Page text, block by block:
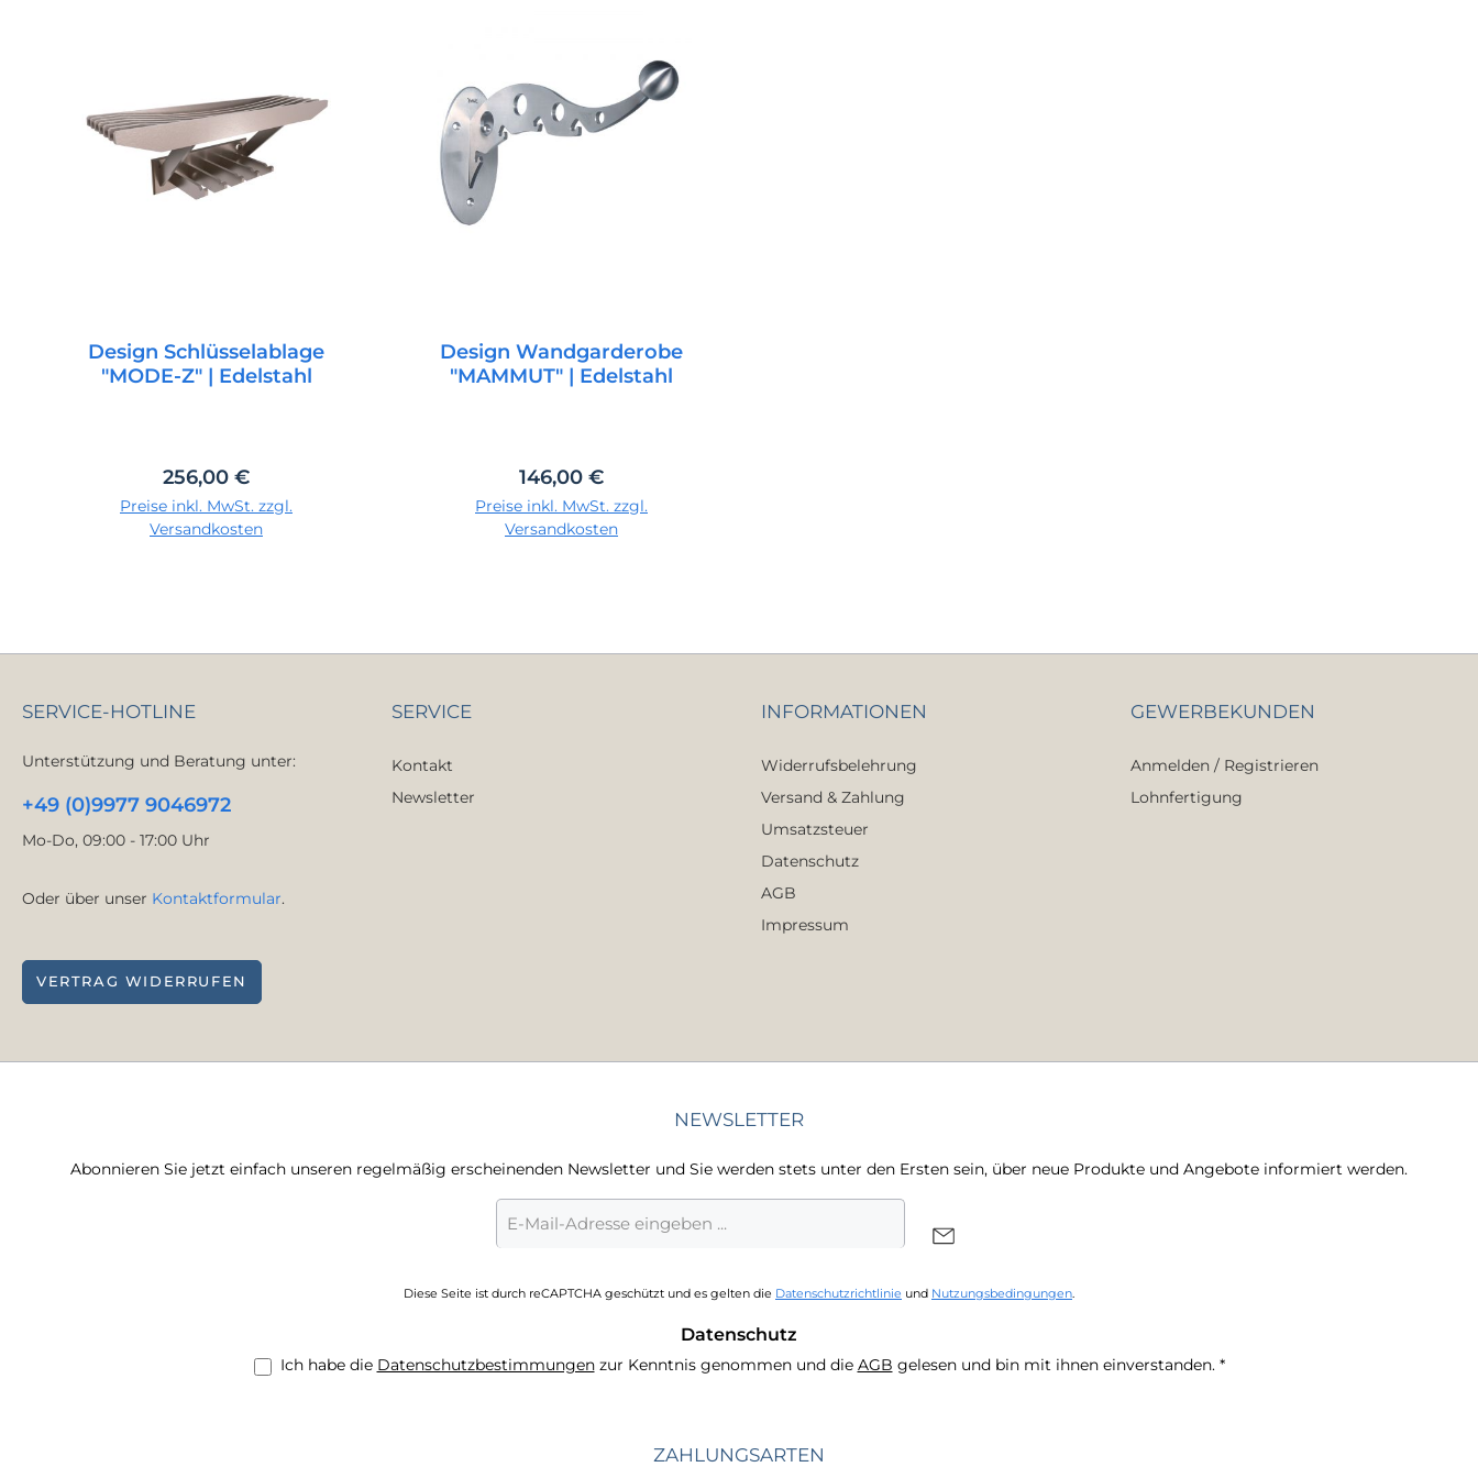
Design Schlüsselablage
"MODE-Z" | Edelstahl
Regulärer Preis:
256,00 €
Preise inkl. MwSt. zzgl.
Versandkosten
In den Warenkorb
Design Wandgarderobe
"MAMMUT" | Edelstahl
Regulärer Preis:
146,00 €
Preise inkl. MwSt. zzgl.
Versandkosten
In den Warenkorb
SERVICE-HOTLINE
Unterstützung und Beratung unter:
+49 (0)9977 9046972
Mo-Do, 09:00 - 17:00 Uhr
Oder über unser Kontaktformular.
VERTRAG WIDERRUFEN
SERVICE
Kontakt
Newsletter
INFORMATIONEN
Widerrufsbelehrung
Versand & Zahlung
Umsatzsteuer
Datenschutz
AGB
Impressum
GEWERBEKUNDEN
Anmelden / Registrieren
Lohnfertigung
NEWSLETTER
Abonnieren Sie jetzt einfach unseren regelmäßig erscheinenden Newsletter und Sie werden stets unter den Ersten sein, über neue Produkte und Angebote informiert werden.
Mail-
Diese Seite ist durch reCAPTCHA geschützt und es gelten die Datenschutzrichtlinie und Nutzungsbedingungen.
Datenschutz
Ich habe die Datenschutzbestimmungenzur Kenntnis genommen und die AGB gelesen und bin mit ihnen einverstanden. *
ZAHLUNGSARTEN